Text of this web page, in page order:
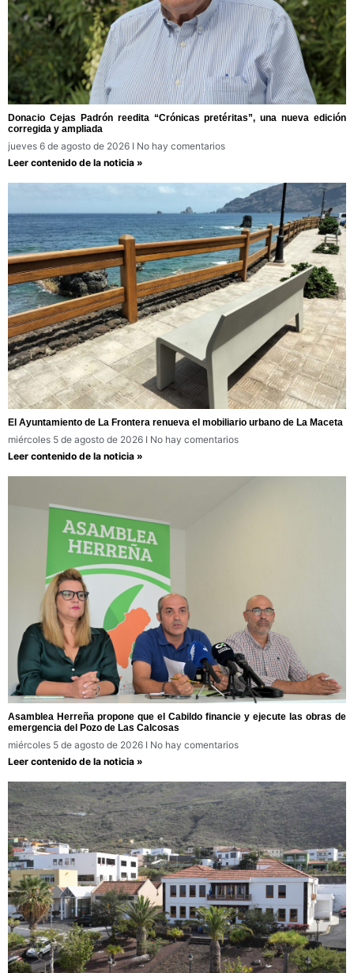
Donacio Cejas Padrón reedita “Crónicas pretéritas”, una nueva edición
corregida y ampliada
jueves 6 de agosto de 2026
No hay comentarios
Leer contenido de la noticia »
El Ayuntamiento de La Frontera renueva el mobiliario urbano de La Maceta
miércoles 5 de agosto de 2026
No hay comentarios
Leer contenido de la noticia »
Asamblea Herreña propone que el Cabildo financie y ejecute las obras de
emergencia del Pozo de Las Calcosas
miércoles 5 de agosto de 2026
No hay comentarios
Leer contenido de la noticia »